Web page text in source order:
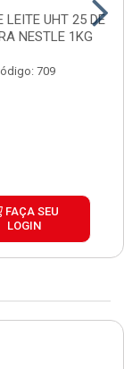
LEITE UHT 25 DE
NESTLE 1KG
709
FAÇA SEU
LOGIN